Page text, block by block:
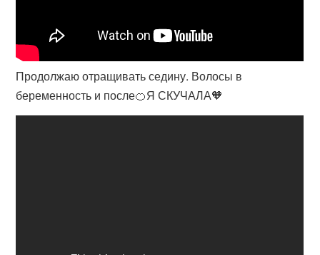
Продолжаю отращивать седину. Волосы в
беременность и после🍊Я СКУЧАЛА🧡